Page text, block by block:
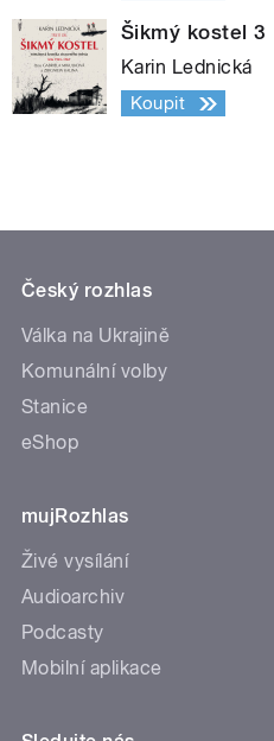
Šikmý kostel 3
Karin Lednická
Koupit
Český rozhlas
Válka na Ukrajině
Komunální volby
Stanice
eShop
mujRozhlas
Živé vysílání
Audioarchiv
Podcasty
Mobilní aplikace